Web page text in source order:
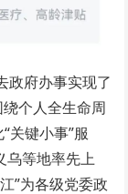
政府办事实现了
绕个人全生命周
关键小事”服
乌等地率先上
”为各级党委政